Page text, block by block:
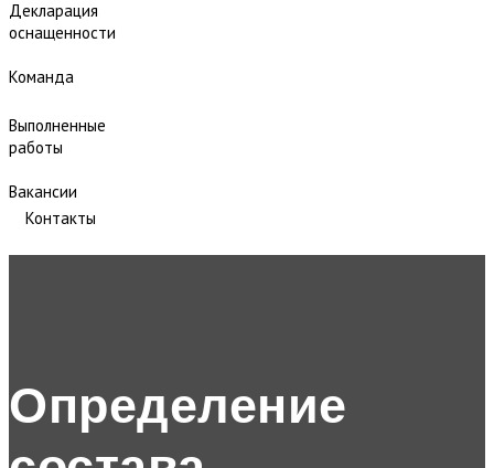
Декларация
оснащенности
Команда
Выполненные
работы
Вакансии
Контакты
Определение